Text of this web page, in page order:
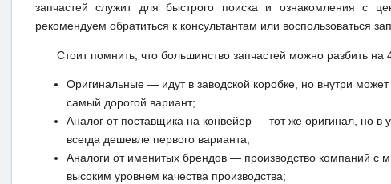
запчастей служит для быстрого поиска и ознакомления с
рекомендуем обратиться к консультантам или воспользоваться
Стоит помнить, что большинство запчастей можно разбить на
Оригинальные — идут в заводской коробке, но внутри
самый дорогой вариант;
Аналог от поставщика на конвейер — тот же оригинал, но в
всегда дешевле первого варианта;
Аналоги от именитых брендов — производство компаний с
высоким уровнем качества производства;